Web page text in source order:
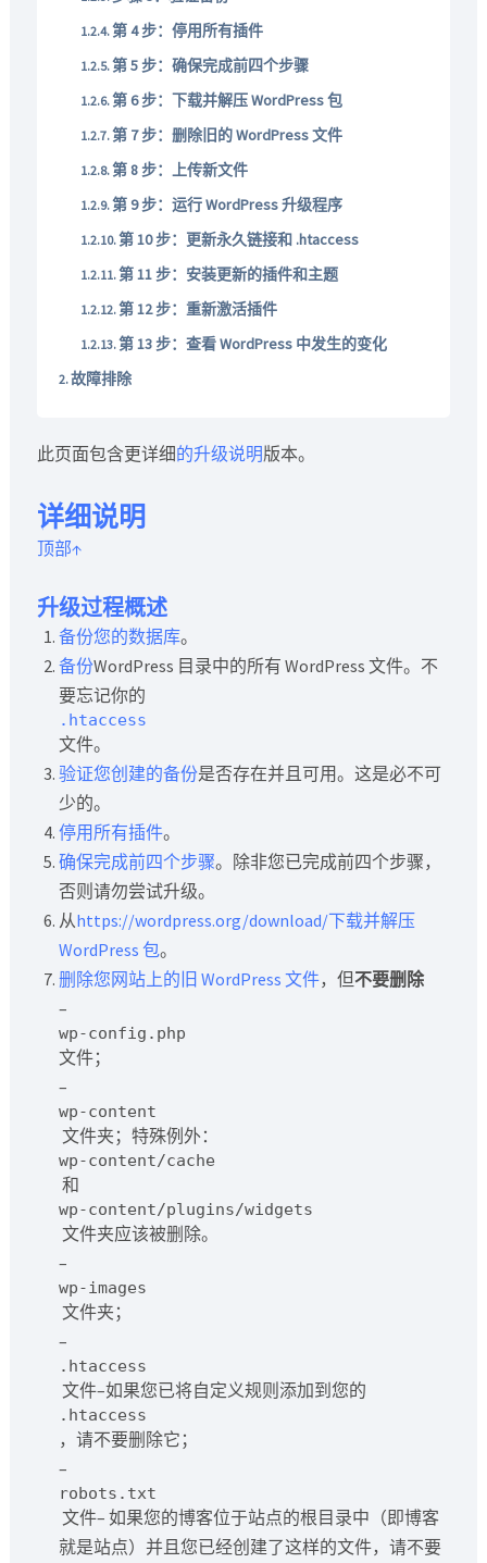
第 4 步：停用所有插件
第 5 步：确保完成前四个步骤
第 6 步：下载并解压 WordPress 包
第 7 步：删除旧的 WordPress 文件
第 8 步：上传新文件
第 9 步：运行 WordPress 升级程序
第 10 步：更新永久链接和 .htaccess
第 11 步：安装更新的插件和主题
第 12 步：重新激活插件
第 13 步：查看 WordPress 中发生的变化
故障排除
此页面包含更详细的升级说明版本。
详细说明
顶部↑
升级过程概述
备份您的数据库。
备份WordPress 目录中的所有 WordPress 文件。不
要忘记你的
.htaccess
文件。
验证您创建的备份是否存在并且可用。这是必不可
少的。
停用所有插件。
确保完成前四个步骤。除非您已完成前四个步骤，
否则请勿尝试升级。
从https://wordpress.org/download/下载并解压
WordPress 包。
删除您网站上的旧 WordPress 文件，但不要删除
–
wp-config.php
文件；
–
wp-content
文件夹；特殊例外：
wp-content/cache
和
wp-content/plugins/widgets
文件夹应该被删除。
–
wp-images
文件夹；
–
.htaccess
文件–如果您已将自定义规则添加到您的
.htaccess
，请不要删除它；
–
robots.txt
文件– 如果您的博客位于站点的根目录中（即博客
就是站点）并且您已经创建了这样的文件，请不要